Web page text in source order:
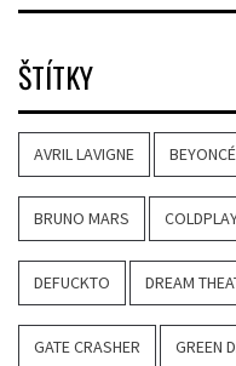
ŠTÍTKY
AVRIL LAVIGNE BEYONCÉ
BRUNO MARS
DEFUCKTO DREAM
GATE CRASHER GREEN